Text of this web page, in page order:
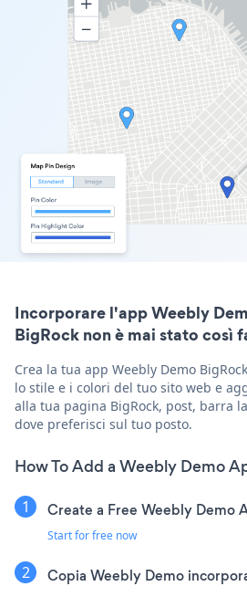
Incorporare l'app Weebly
BigRock non è mai stato così
Crea la tua app Weebly Demo
lo stile e i colori del tuo sito web e
alla tua pagina BigRock, post, barra
dove preferisci sul tuo posto.
How To Add a Weebly Demo
Create a Free Weebly Demo
Start for free now
Copia Weebly Demo